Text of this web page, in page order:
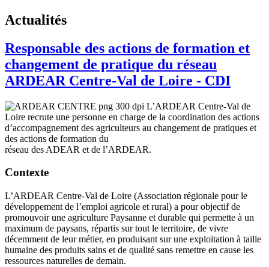
Actualités
Responsable des actions de formation et
changement de pratique du réseau
ARDEAR Centre-Val de Loire - CDI
L’ARDEAR Centre-Val de
Loire recrute une personne en charge de la coordination des actions
d’accompagnement des agriculteurs au changement de pratiques et
des actions de formation du
réseau des ADEAR et de l’ARDEAR.
Contexte
L’ARDEAR Centre-Val de Loire (Association régionale pour le
développement de l’emploi agricole et rural) a pour objectif de
promouvoir une agriculture Paysanne et durable qui permette à un
maximum de paysans, répartis sur tout le territoire, de vivre
décemment de leur métier, en produisant sur une exploitation à taille
humaine des produits sains et de qualité sans remettre en cause les
ressources naturelles de demain.